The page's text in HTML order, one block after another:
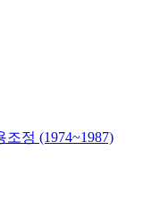
정 (1974~1987)